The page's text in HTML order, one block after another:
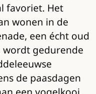
favoriet. Het
wonen in de
een écht oud
gedurende
de paasdagen